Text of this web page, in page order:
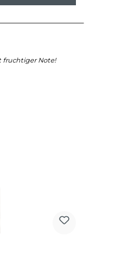
fruchtiger Note!